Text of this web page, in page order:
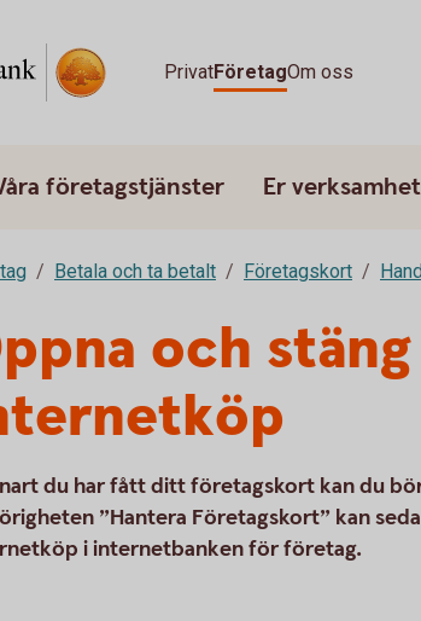
PrivatFöretagOm oss
företagstjänster Er verksamhet
Betala och ta betalt Företagskort
och
du har fått ditt företagskort kan du
”Hantera Företagskort” kan
i internetbanken för företag.